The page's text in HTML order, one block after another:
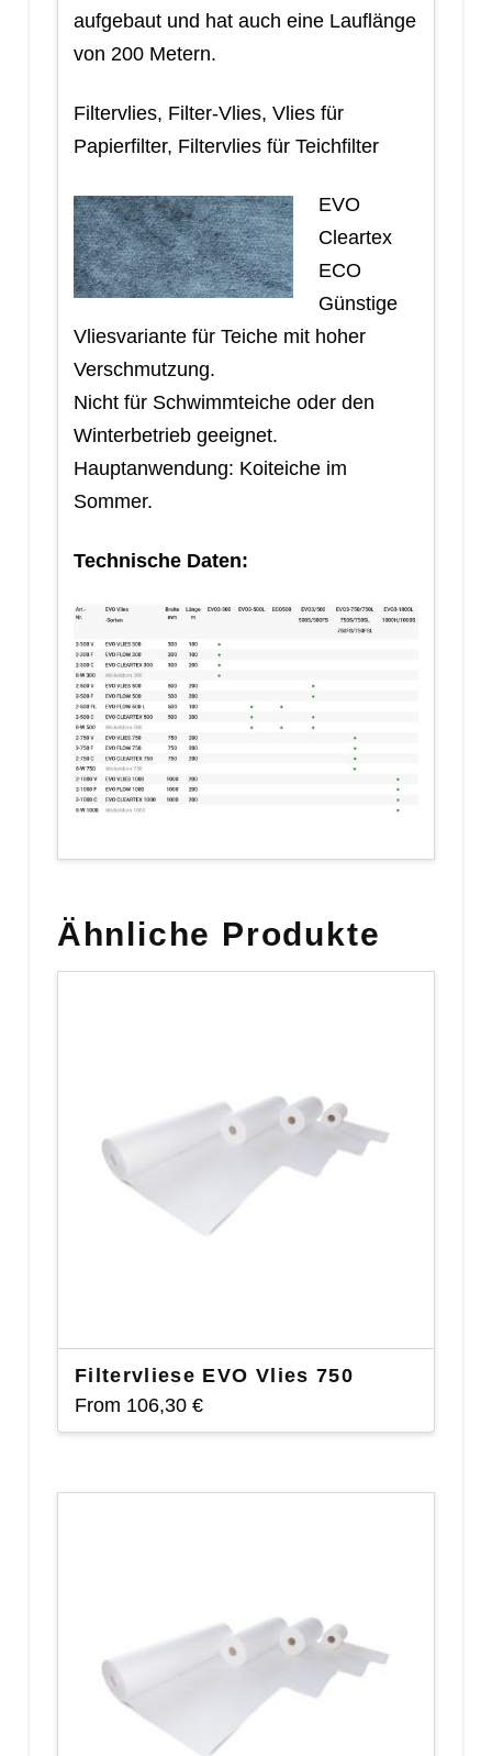
aufgebaut und hat auch eine Lauflänge
von 200 Metern.
Filtervlies, Filter-Vlies, Vlies für
Papierfilter, Filtervlies für Teichfilter
EVO
Cleartex
ECO
Günstige
Vliesvariante für Teiche mit hoher
Verschmutzung.
Nicht für Schwimmteiche oder den
Winterbetrieb geeignet.
Hauptanwendung: Koiteiche im
Sommer.
Technische Daten:
Ähnliche Produkte
Filtervliese EVO Vlies 750
From 106,30 €